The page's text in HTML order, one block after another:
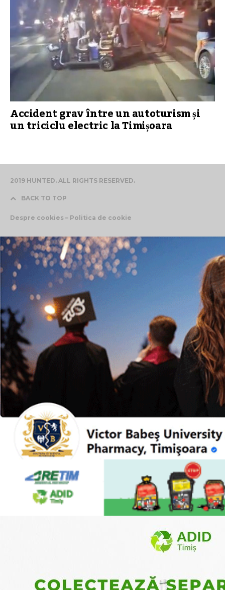
Accident grav între un autoturism și
un triciclu electric la Timișoara
2019 HUNTED. ALL RIGHTS RESERVED.
BACK TO TOP
Despre cookies – Politica de cookie